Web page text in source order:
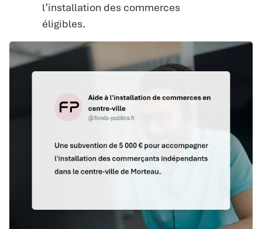
l’installation des commerces
éligibles.